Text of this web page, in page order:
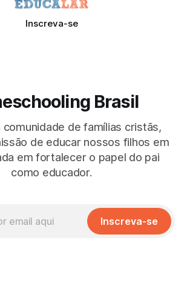
Inscreva-se
Brasil
comunidade de famílias cristãs,
de educar nossos filhos em
em fortalecer o papel do pai
como educador.
Inscreva-se